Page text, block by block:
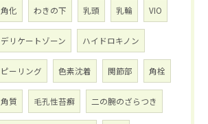
角化 わきの下 乳頭 乳輪 VIO
デリケートゾーン ハイドロキノン
ピーリング 色素沈着 関節部 角栓
角質 毛孔性苔癬 二の腕のざらつき